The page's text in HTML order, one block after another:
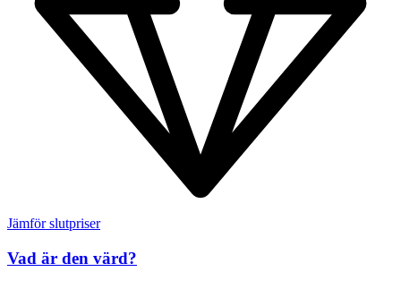
Jämför slutpriser
Vad är den värd?